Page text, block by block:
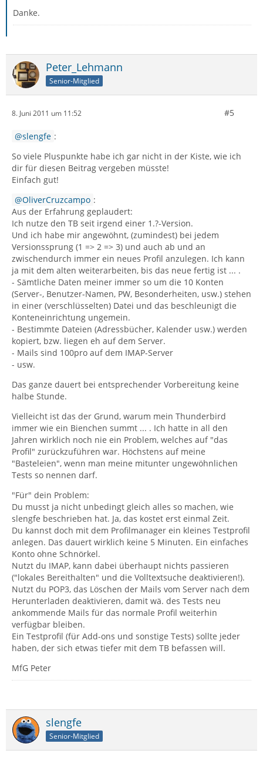
Danke.
Peter_Lehmann
Senior-Mitglied
8. Juni 2011 um 11:52 #5
slengfe :
So viele Pluspunkte habe ich gar nicht in der Kiste, wie ich
dir für diesen Beitrag vergeben müsste!
Einfach gut!
OliverCruzcampo :
Aus der Erfahrung geplaudert:
Ich nutze den TB seit irgend einer 1.?-Version.
Und ich habe mir angewöhnt, (zumindest) bei jedem
Versionssprung (1 => 2 => 3) und auch ab und an
zwischendurch immer ein neues Profil anzulegen. Ich kann
ja mit dem alten weiterarbeiten, bis das neue fertig ist ... .
- Sämtliche Daten meiner immer so um die 10 Konten
(Server-, Benutzer-Namen, PW, Besonderheiten, usw.) stehen
in einer (verschlüsselten) Datei und das beschleunigt die
Konteneinrichtung ungemein.
- Bestimmte Dateien (Adressbücher, Kalender usw.) werden
kopiert, bzw. liegen eh auf dem Server.
- Mails sind 100pro auf dem IMAP-Server
- usw.
Das ganze dauert bei entsprechender Vorbereitung keine
halbe Stunde.
Vielleicht ist das der Grund, warum mein Thunderbird
immer wie ein Bienchen summt ... . Ich hatte in all den
Jahren wirklich noch nie ein Problem, welches auf "das
Profil" zurückzuführen war. Höchstens auf meine
"Basteleien", wenn man meine mitunter ungewöhnlichen
Tests so nennen darf.
"Für" dein Problem:
Du musst ja nicht unbedingt gleich alles so machen, wie
slengfe beschrieben hat. Ja, das kostet erst einmal Zeit.
Du kannst doch mit dem Profilmanager ein kleines Testprofil
anlegen. Das dauert wirklich keine 5 Minuten. Ein einfaches
Konto ohne Schnörkel.
Nutzt du IMAP, kann dabei überhaupt nichts passieren
("lokales Bereithalten" und die Volltextsuche deaktivieren!).
Nutzt du POP3, das Löschen der Mails vom Server nach dem
Herunterladen deaktivieren, damit wä. des Tests neu
ankommende Mails für das normale Profil weiterhin
verfügbar bleiben.
Ein Testprofil (für Add-ons und sonstige Tests) sollte jeder
haben, der sich etwas tiefer mit dem TB befassen will.
MfG Peter
slengfe
Senior-Mitglied